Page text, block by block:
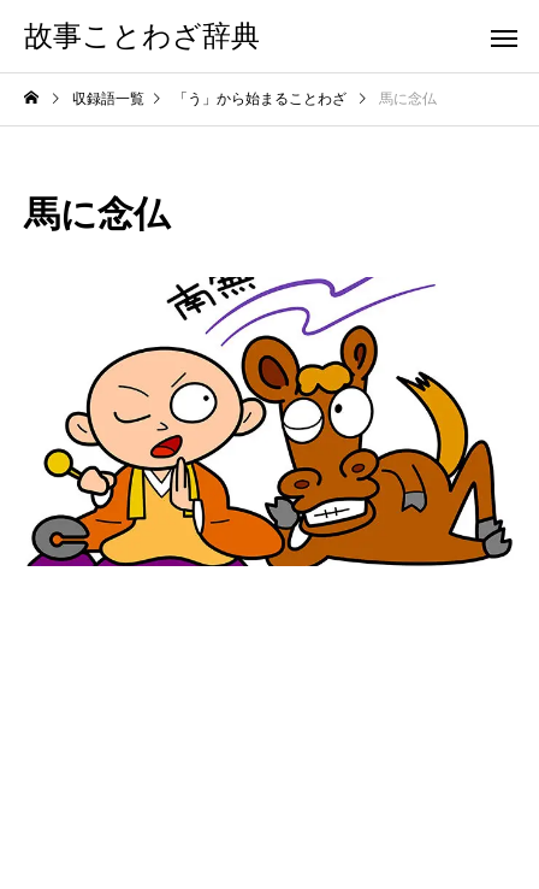
故事ことわざ辞典
収録語一覧 「う」から始まることわざ 馬に念仏
馬に念仏